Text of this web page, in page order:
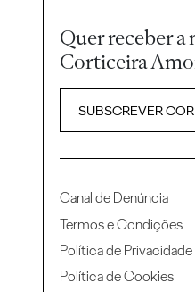
Quer receber a
Corticeira
SUBSCREVER
Canal de Denúncia
Termos e Condições
Política de Privacidade
Política de Cookies